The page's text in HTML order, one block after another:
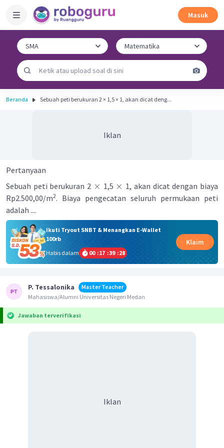
Masuk
Beranda Sebuah peti berukuran 2 × 1,5 × 1, akan dicat deng...
Iklan
Pertanyaan
Sebuah peti berukuran 2 × 1,5 × 1, akan dicat dengan biaya
Rp2.500,00/m2. Biaya pengecatan seluruh permukaan peti
adalah ....
Ikuti Tryout SNBT & Menangkan E-Wallet
100rb
Habis dalam
00 :17 :39 :28
Klaim
P. Tessalonika
Master Teacher
Mahasiswa/Alumni Universitas Negeri Medan
Jawaban terverifikasi
Iklan